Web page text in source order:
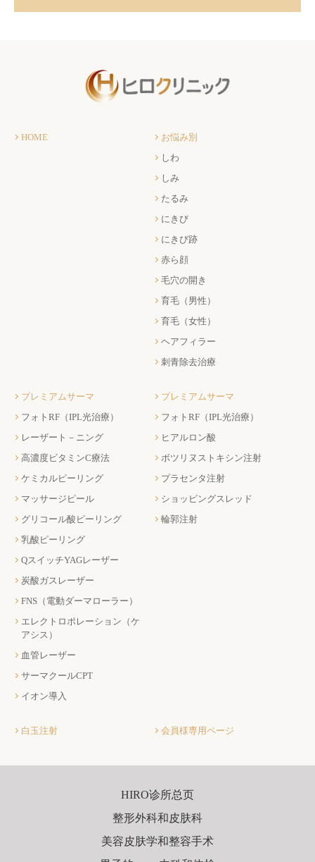
HOME
お悩み別
しわ
しみ
たるみ
にきび
にきび跡
赤ら顔
毛穴の開き
育毛（男性）
育毛（女性）
ヘアフィラー
刺青除去治療
プレミアムサーマ
フォトRF（IPL光治療）
レーザート－ニング
高濃度ビタミンC療法
ケミカルピーリング
マッサージピール
グリコール酸ピーリング
乳酸ピーリング
QスイッチYAGレーザー
炭酸ガスレーザー
FNS（電動ダーマローラー）
エレクトロポレーション（ケ
アシス）
血管レーザー
サーマクールCPT
イオン導入
プレミアムサーマ
フォトRF（IPL光治療）
ヒアルロン酸
ボツリヌストキシン注射
プラセンタ注射
ショッピングスレッド
輪郭注射
白玉注射 会員様専用ページ
HIRO诊所总页
整形外科和皮肤科
美容皮肤学和整容手术